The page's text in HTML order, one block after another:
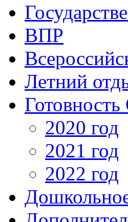
ВПР
Летний
2020 год
2021 год
2022 год